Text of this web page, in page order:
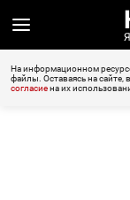
На информационном
файлы. Оставаясь на сайте,
согласиена их